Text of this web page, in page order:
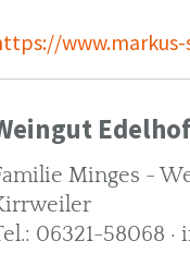
www.markus-
Minges -
06321-58068